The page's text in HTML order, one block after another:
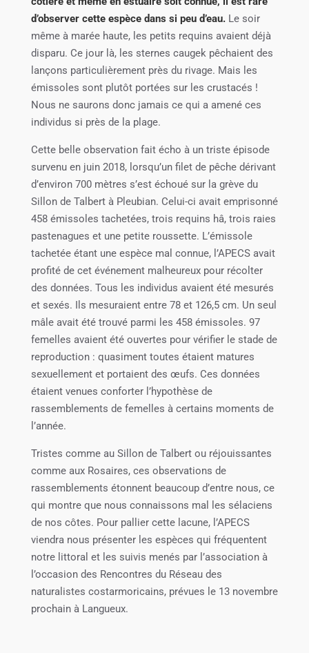
d’observer cette espèce dans si peu d’eau.Le soir
même à marée haute, les petits requins avaient déjà
disparu. Ce jour là, les sternes caugek pêchaient des
lançons particulièrement près du rivage. Mais les
émissoles sont plutôt portées sur les crustacés !
Nous ne saurons donc jamais ce qui a amené ces
individus si près de la plage.
Cette belle observation fait écho à un triste épisode
survenu en juin 2018, lorsqu’un filet de pêche dérivant
d’environ 700 mètres s’est échoué sur la grève du
Sillon de Talbert à Pleubian. Celui-ci avait emprisonné
458 émissoles tachetées, trois requins hâ, trois raies
pastenagues et une petite roussette. L’émissole
tachetée étant une espèce mal connue, l’APECS avait
profité de cet événement malheureux pour récolter
des données. Tous les individus avaient été mesurés
et sexés. Ils mesuraient entre 78 et 126,5 cm. Un seul
mâle avait été trouvé parmi les 458 émissoles. 97
femelles avaient été ouvertes pour vérifier le stade de
reproduction : quasiment toutes étaient matures
sexuellement et portaient des œufs. Ces données
étaient venues conforter l’hypothèse de
rassemblements de femelles à certains moments de
l’année.
Tristes comme au Sillon de Talbert ou réjouissantes
comme aux Rosaires, ces observations de
rassemblements étonnent beaucoup d’entre nous, ce
qui montre que nous connaissons mal les sélaciens
de nos côtes. Pour pallier cette lacune, l’APECS
viendra nous présenter les espèces qui fréquentent
notre littoral et les suivis menés par l’association à
l’occasion des Rencontres du Réseau des
naturalistes costarmoricains, prévues le 13 novembre
prochain à Langueux.